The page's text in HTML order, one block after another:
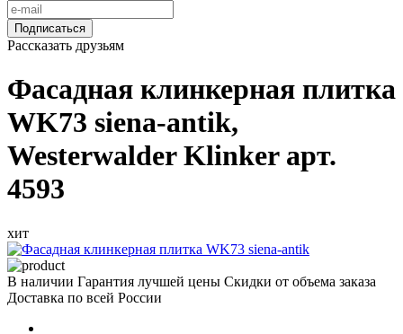
Подписаться
Рассказать друзьям
Фасадная клинкерная плитка
WK73 siena-antik,
Westerwalder Klinker арт.
4593
хит
В наличии Гарантия лучшей цены Скидки от объема заказа
Доставка по всей России